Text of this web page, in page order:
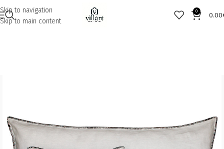
Skip to navigation
Skip to main content
0
0.00